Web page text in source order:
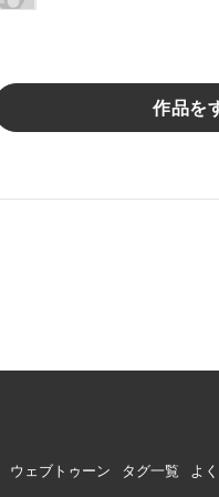
作品を
ウェブトゥーン タグ一覧 よ